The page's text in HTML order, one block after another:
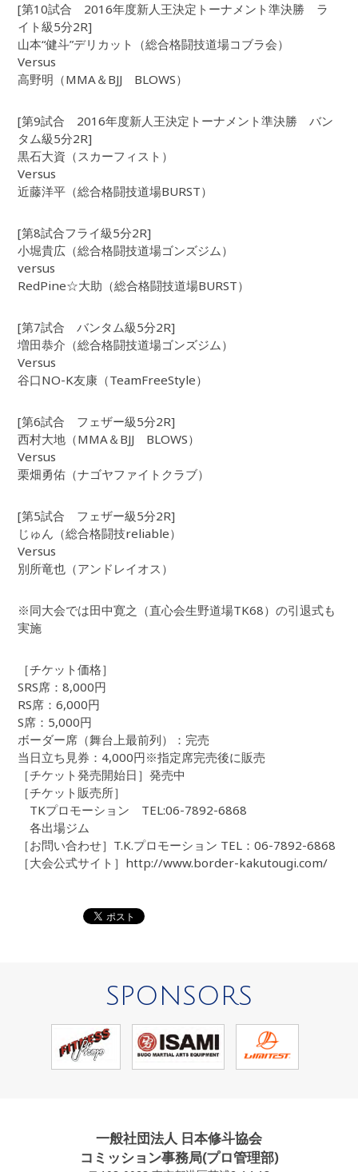
[第10試合 2016年度新人王決定トーナメント準決勝 ラ
イト級5分2R]
山本“健斗”デリカット（総合格闘技道場コブラ会）
Versus
高野明（MMA＆BJJ BLOWS）
[第9試合 2016年度新人王決定トーナメント準決勝 バン
タム級5分2R]
黒石大資（スカーフィスト）
Versus
近藤洋平（総合格闘技道場BURST）
[第8試合フライ級5分2R]
小堀貴広（総合格闘技道場ゴンズジム）
versus
RedPine☆大助（総合格闘技道場BURST）
[第7試合 バンタム級5分2R]
増田恭介（総合格闘技道場ゴンズジム）
Versus
谷口NO-K友康（TeamFreeStyle）
[第6試合 フェザー級5分2R]
西村大地（MMA＆BJJ BLOWS）
Versus
栗畑勇佑（ナゴヤファイトクラブ）
[第5試合 フェザー級5分2R]
じゅん（総合格闘技reliable）
Versus
別所竜也（アンドレイオス）
※同大会では田中寛之（直心会生野道場TK68）の引退式も
実施
［チケット価格］
SRS席：8,000円
RS席：6,000円
S席：5,000円
ボーダー席（舞台上最前列）：完売
当日立ち見券：4,000円※指定席完売後に販売
［チケット発売開始日］発売中
［チケット販売所］
TKプロモーション TEL:06-7892-6868
各出場ジム
［お問い合わせ］T.K.プロモーション TEL：06-7892-6868
［大会公式サイト］http://www.border-kakutougi.com/
SPONSORS
一般社団法人 日本修斗協会
コミッション事務局(プロ管理部)